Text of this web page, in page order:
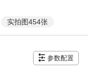
实拍图454张
参数配置